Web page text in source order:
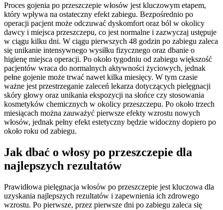
Proces gojenia po przeszczepie włosów jest kluczowym etapem,
który wpływa na ostateczny efekt zabiegu. Bezpośrednio po
operacji pacjent może odczuwać dyskomfort oraz ból w okolicy
dawcy i miejsca przeszczepu, co jest normalne i zazwyczaj ustępuje
w ciągu kilku dni. W ciągu pierwszych 48 godzin po zabiegu zaleca
się unikanie intensywnego wysiłku fizycznego oraz dbanie o
higienę miejsca operacji. Po około tygodniu od zabiegu większość
pacjentów wraca do normalnych aktywności życiowych, jednak
pełne gojenie może trwać nawet kilka miesięcy. W tym czasie
ważne jest przestrzeganie zaleceń lekarza dotyczących pielęgnacji
skóry głowy oraz unikania ekspozycji na słońce czy stosowania
kosmetyków chemicznych w okolicy przeszczepu. Po około trzech
miesiącach można zauważyć pierwsze efekty wzrostu nowych
włosów, jednak pełny efekt estetyczny będzie widoczny dopiero po
około roku od zabiegu.
Jak dbać o włosy po przeszczepie dla
najlepszych rezultatów
Prawidłowa pielęgnacja włosów po przeszczepie jest kluczowa dla
uzyskania najlepszych rezultatów i zapewnienia ich zdrowego
wzrostu. Po pierwsze, przez pierwsze dni po zabiegu zaleca się